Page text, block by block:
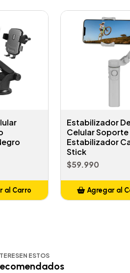
al Carro
Estabilizador
Celular Soporte
Estabilizador
Stick
$59.990
Agregar al
ESTOS